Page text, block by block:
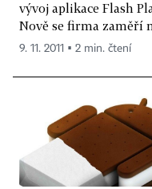
vývoj aplikace Flash
Nově se firma zaměří
9. 11. 2011 ▪ 2 min. čtení